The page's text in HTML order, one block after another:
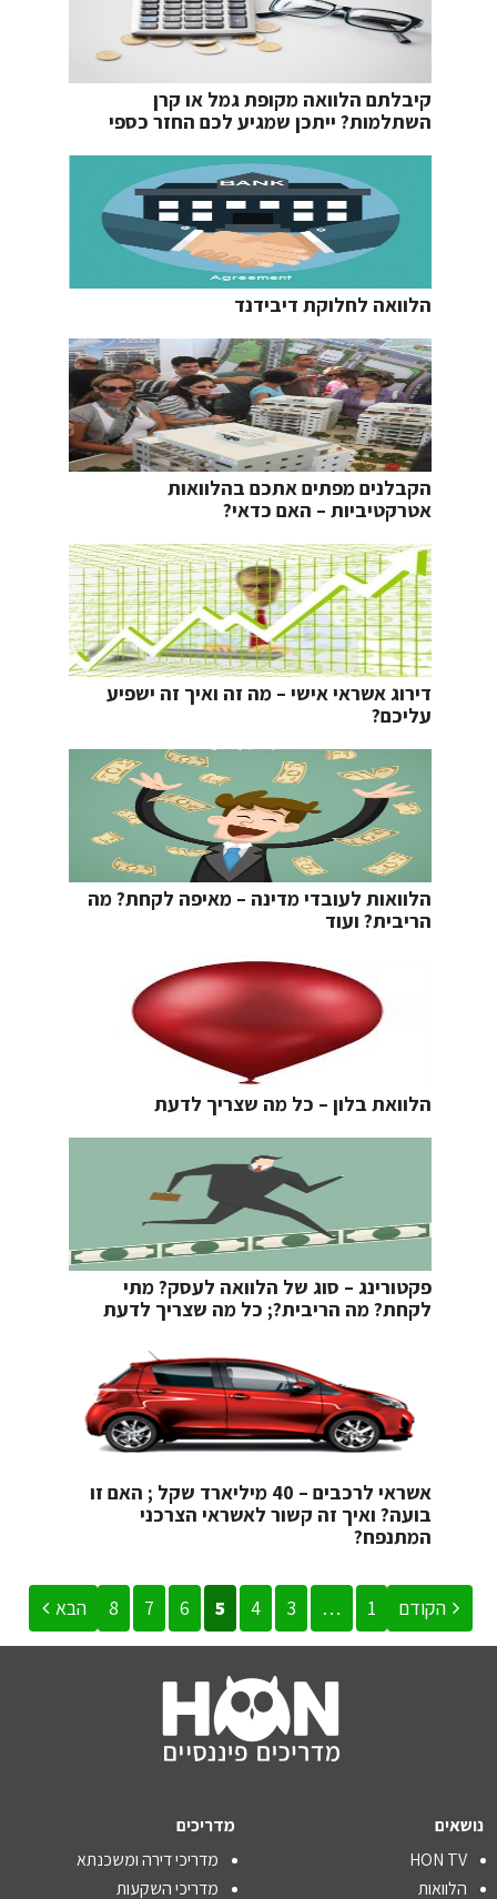
קיבלתם הלוואה מקופת גמל או קרן
השתלמות? ייתכן שמגיע לכם החזר כספי
הלוואה לחלוקת דיבידנד
הקבלנים מפתים אתכם בהלוואות
אטרקטיביות – האם כדאי?
דירוג אשראי אישי – מה זה ואיך זה ישפיע
עליכם?
הלוואות לעובדי מדינה – מאיפה לקחת? מה
הריבית? ועוד
הלוואת בלון – כל מה שצריך לדעת
פקטורינג – סוג של הלוואה לעסק? מתי
לקחת? מה הריבית?; כל מה שצריך לדעת
אשראי לרכבים – 40 מיליארד שקל ; האם זו
בועה? ואיך זה קשור לאשראי הצרכני
המתנפח?
הקודם 1
…
3
4
5
6
7
8 הבא
נושאים
HON TV
הלוואות
מדריכים
מדריכי דירה ומשכנתא
מדריכי השקעות